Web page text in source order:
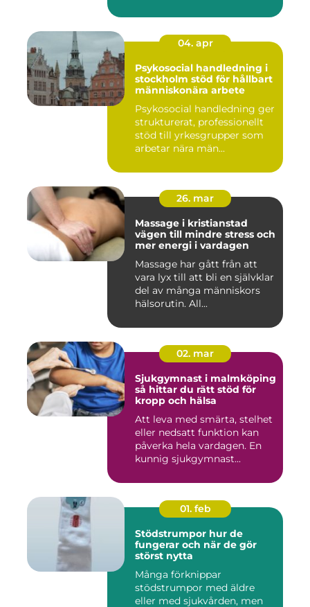
04. apr
Psykosocial handledning i
stockholm stöd för hållbart
människonära arbete
Psykosocial handledning ger
strukturerat, professionellt
stöd till yrkesgrupper som
arbetar nära män...
26. mar
Massage i kristianstad
vägen till mindre stress och
mer energi i vardagen
Massage har gått från att
vara lyx till att bli en självklar
del av många människors
hälsorutin. All...
02. mar
Sjukgymnast i malmköping
så hittar du rätt stöd för
kropp och hälsa
Att leva med smärta, stelhet
eller nedsatt funktion kan
påverka hela vardagen. En
kunnig sjukgymnast...
01. feb
Stödstrumpor hur de
fungerar och när de gör
störst nytta
Många förknippar
stödstrumpor med äldre
eller med sjukvården, men